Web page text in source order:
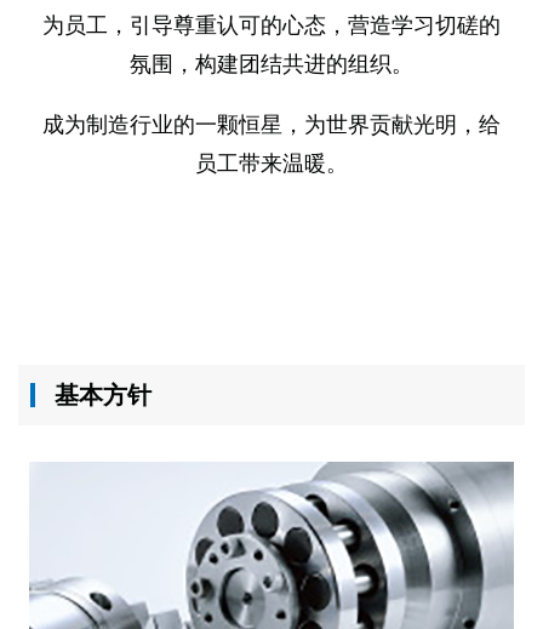
为员工，引导尊重认可的心态，营造学习切磋的
氛围，构建团结共进的组织。
成为制造行业的一颗恒星，为世界贡献光明，给
员工带来温暖。
基本方针